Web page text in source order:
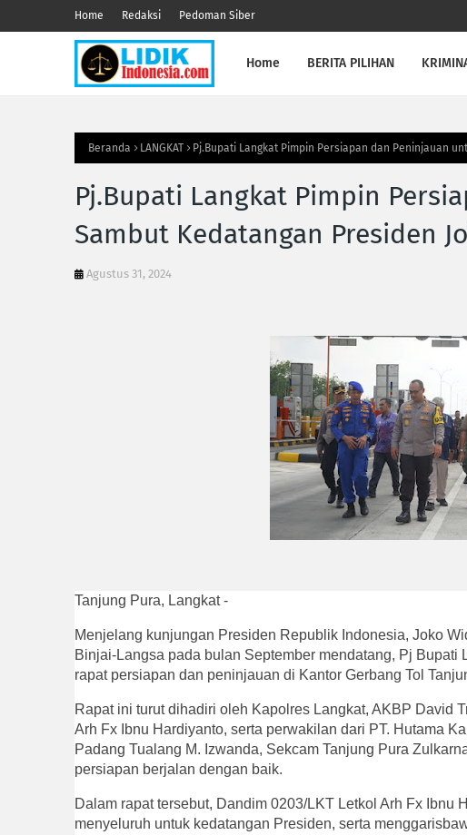
Home Redaksi Pedoman Siber
Home BERITA PILIHAN
Beranda LANGKAT Pj.Bupati Langkat Pimpin Persiapan dan Peninjauan
Pj.Bupati Langkat Pimpin
Sambut Kedatangan Presiden
Agustus 31, 2024
Tanjung Pura, Langkat -
Menjelang kunjungan Presiden Republik Indonesia, Joko
Binjai-Langsa pada bulan September mendatang, Pj Bupati
rapat persiapan dan peninjauan di Kantor Gerbang Tol
Rapat ini turut dihadiri oleh Kapolres Langkat, AKBP David
Arh Fx Ibnu Hardiyanto, serta perwakilan dari PT. Hutama
Padang Tualang M. Izwanda, Sekcam Tanjung Pura
persiapan berjalan dengan baik.
Dalam rapat tersebut, Dandim 0203/LKT Letkol Arh Fx Ibnu
menyeluruh untuk kedatangan Presiden, serta